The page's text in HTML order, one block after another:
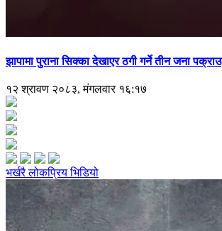
झापामा पुराना सिक्का देखाएर ठगी गर्ने तीन जना पक्राउ
१२ श्रावण २०८३, मंगलवार १६:१७
भर्खरैलोकप्रियभिडियो